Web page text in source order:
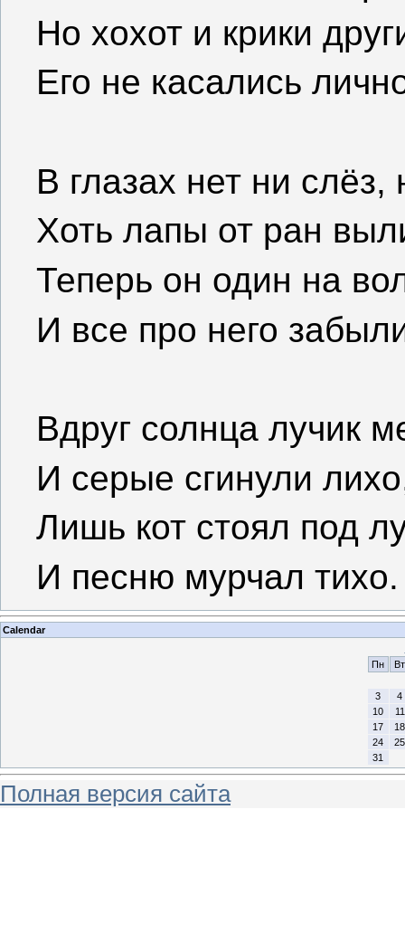
Но хохот и крики
Его не касались
В глазах нет ни слёз,
Хоть лапы от ран
Теперь он один на
И все про него
Вдруг солнца лучик
И серые сгинули
Лишь кот стоял под
И песню мурчал тихо.
Calendar
Пн
Вт
3
4
10
11
17
18
24
25
31
Полная версия сайта